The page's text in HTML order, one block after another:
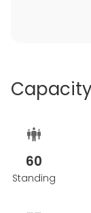
Capacity
60
Standing